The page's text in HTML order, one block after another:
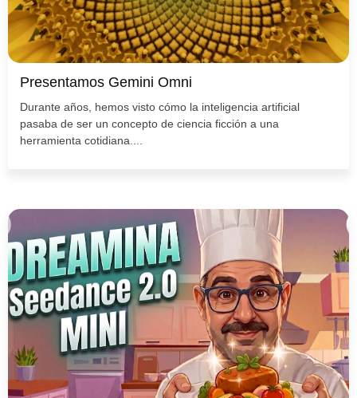
Presentamos Gemini Omni
Durante años, hemos visto cómo la inteligencia artificial
pasaba de ser un concepto de ciencia ficción a una
herramienta cotidiana....